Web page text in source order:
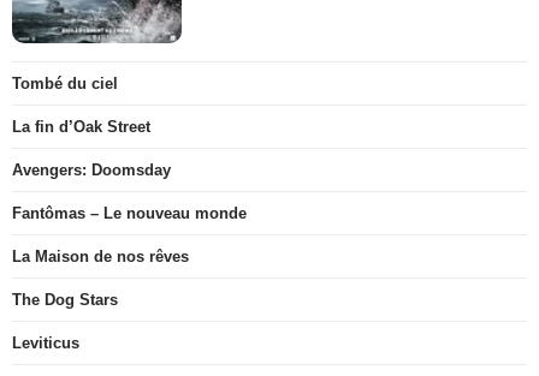
Tombé du ciel
La fin d’Oak Street
Avengers: Doomsday
Fantômas – Le nouveau monde
La Maison de nos rêves
The Dog Stars
Leviticus